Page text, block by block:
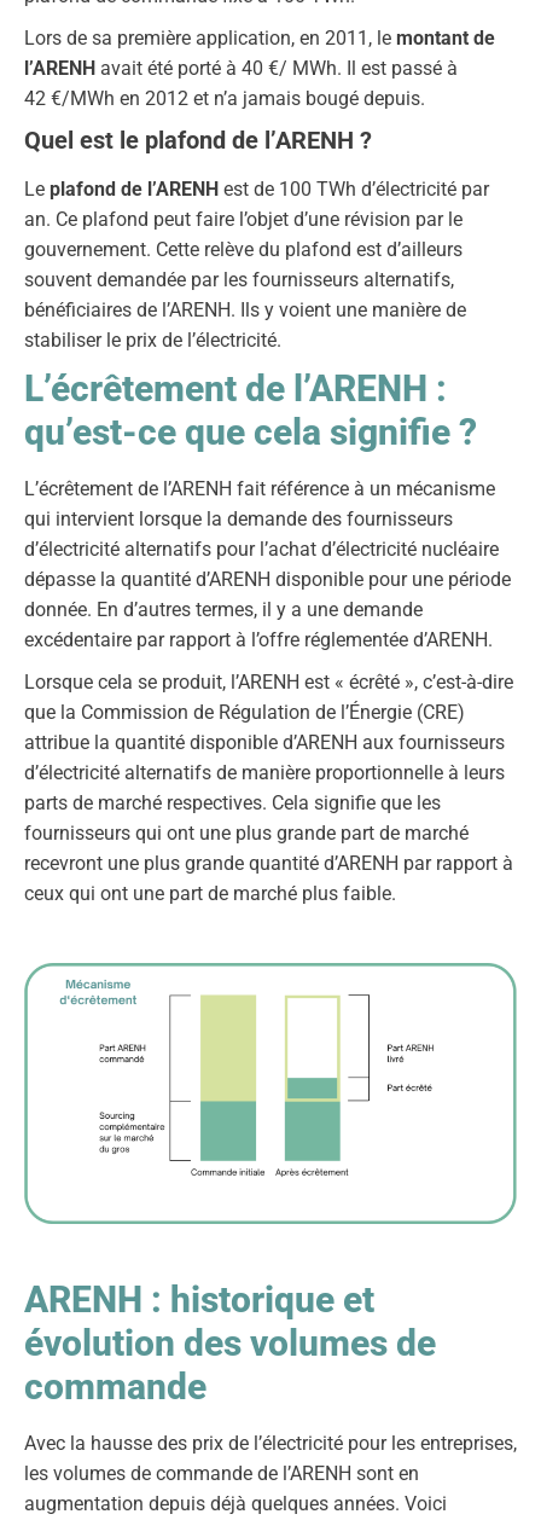
Lors de sa première application, en 2011, le montant de
l’ARENH avait été porté à 40 €/ MWh. Il est passé à
42 €/MWh en 2012 et n’a jamais bougé depuis.
Quel est le plafond de l’ARENH ?
Le plafond de l’ARENH est de 100 TWh d’électricité par
an. Ce plafond peut faire l’objet d’une révision par le
gouvernement. Cette relève du plafond est d’ailleurs
souvent demandée par les fournisseurs alternatifs,
bénéficiaires de l’ARENH. Ils y voient une manière de
stabiliser le prix de l’électricité.
L’écrêtement de l’ARENH :
qu’est-ce que cela signifie ?
L’écrêtement de l’ARENH fait référence à un mécanisme
qui intervient lorsque la demande des fournisseurs
d’électricité alternatifs pour l’achat d’électricité nucléaire
dépasse la quantité d’ARENH disponible pour une période
donnée. En d’autres termes, il y a une demande
excédentaire par rapport à l’offre réglementée d’ARENH.
Lorsque cela se produit, l’ARENH est « écrêté », c’est-à-dire
que la Commission de Régulation de l’Énergie (CRE)
attribue la quantité disponible d’ARENH aux fournisseurs
d’électricité alternatifs de manière proportionnelle à leurs
parts de marché respectives. Cela signifie que les
fournisseurs qui ont une plus grande part de marché
recevront une plus grande quantité d’ARENH par rapport à
ceux qui ont une part de marché plus faible.
ARENH : historique et
évolution des volumes de
commande
Avec la hausse des prix de l’électricité pour les entreprises,
les volumes de commande de l’ARENH sont en
augmentation depuis déjà quelques années. Voici